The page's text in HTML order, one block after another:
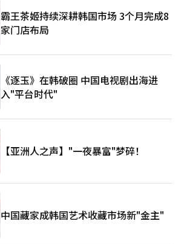
霸王茶姬持续深耕韩国市场 3个月完成8
家门店布局
《逐玉》在韩破圈 中国电视剧出海进
入"平台时代"
【亚洲人之声】"一夜暴富"梦碎！
中国藏家成韩国艺术收藏市场新"金主"